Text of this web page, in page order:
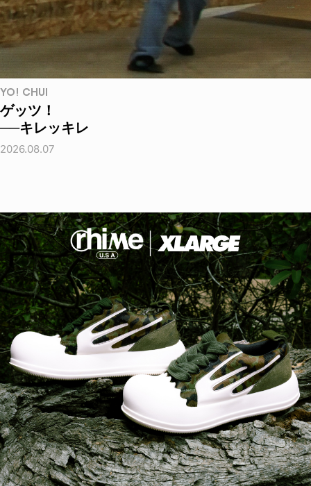
YO! CHUI
ゲッツ！
──キレッキレ
2026.08.07